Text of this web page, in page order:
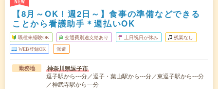
NEW
【8月～OK！週2日～】食事の準備などできる
ことから看護助手＊週払いOK
職種未経験OK 交通費別途支給あり 土日祝日が休み 残業なし
WEB登録OK 派遣
勤務地 神奈川県逗子市
逗子駅から---分／逗子・葉山駅から---分／東逗子駅から---分
／神武寺駅から---分